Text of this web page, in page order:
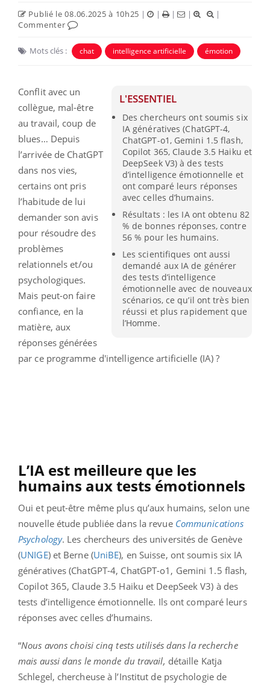
Publié le 08.06.2025 à 10h25 | | | |
|
Commenter
Mots clés : chat intelligence artificielle émotion
L'ESSENTIEL
Des chercheurs ont soumis six
IA génératives (ChatGPT-4,
ChatGPT-o1, Gemini 1.5 flash,
Copilot 365, Claude 3.5 Haiku et
DeepSeek V3) à des tests
d’intelligence émotionnelle et
ont comparé leurs réponses
avec celles d’humains.
Résultats : les IA ont obtenu 82
% de bonnes réponses, contre
56 % pour les humains.
Les scientifiques ont aussi
demandé aux IA de générer
des tests d’intelligence
émotionnelle avec de nouveaux
scénarios, ce qu’il ont très bien
réussi et plus rapidement que
l’Homme.
Conflit avec un
collègue, mal-être
au travail, coup de
blues… Depuis
l’arrivée de ChatGPT
dans nos vies,
certains ont pris
l’habitude de lui
demander son avis
pour résoudre des
problèmes
relationnels et/ou
psychologiques.
Mais peut-on faire
confiance, en la
matière, aux
réponses générées
par ce programme d'intelligence artificielle (IA) ?
L’IA est meilleure que les
humains aux tests émotionnels
Oui et peut-être même plus qu’aux humains, selon une
nouvelle étude publiée dans la revue Communications
Psychology. Les chercheurs des universités de Genève
(UNIGE) et Berne (UniBE), en Suisse, ont soumis six IA
génératives (ChatGPT-4, ChatGPT-o1, Gemini 1.5 flash,
Copilot 365, Claude 3.5 Haiku et DeepSeek V3) à des
tests d’intelligence émotionnelle. Ils ont comparé leurs
réponses avec celles d’humains.
“Nous avons choisi cinq tests utilisés dans la recherche
mais aussi dans le monde du travail, détaille Katja
Schlegel, chercheuse à l’Institut de psychologie de